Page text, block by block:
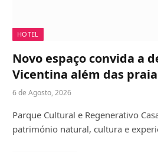
HOTEL
Novo espaço convida a
Vicentina além das
6 de Agosto, 2026
Parque Cultural e Regenerativo
património natural, cultura e